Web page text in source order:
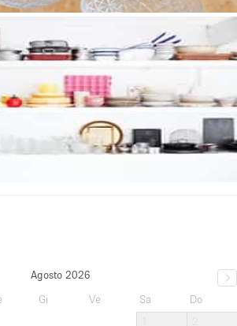
Agosto 2026
Gi Ve Sa
Do